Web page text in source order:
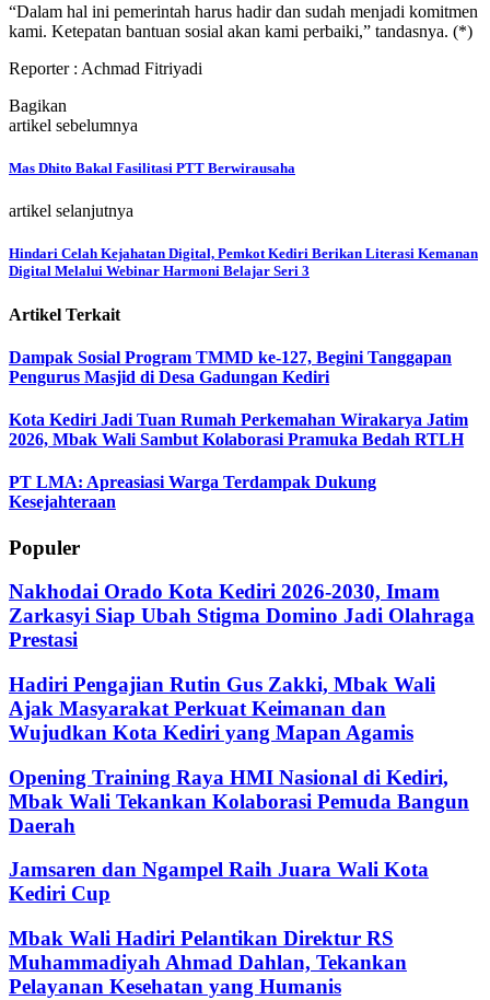
“Dalam hal ini pemerintah harus hadir dan sudah menjadi komitmen
kami. Ketepatan bantuan sosial akan kami perbaiki,” tandasnya. (*)
Reporter : Achmad Fitriyadi
Bagikan
artikel sebelumnya
Mas Dhito Bakal Fasilitasi PTT Berwirausaha
artikel selanjutnya
Hindari Celah Kejahatan Digital, Pemkot Kediri Berikan Literasi Kemanan
Digital Melalui Webinar Harmoni Belajar Seri 3
Artikel Terkait
Dampak Sosial Program TMMD ke-127, Begini Tanggapan
Pengurus Masjid di Desa Gadungan Kediri
Kota Kediri Jadi Tuan Rumah Perkemahan Wirakarya Jatim
2026, Mbak Wali Sambut Kolaborasi Pramuka Bedah RTLH
PT LMA: Apreasiasi Warga Terdampak Dukung
Kesejahteraan
Populer
Nakhodai Orado Kota Kediri 2026-2030, Imam
Zarkasyi Siap Ubah Stigma Domino Jadi Olahraga
Prestasi
Hadiri Pengajian Rutin Gus Zakki, Mbak Wali
Ajak Masyarakat Perkuat Keimanan dan
Wujudkan Kota Kediri yang Mapan Agamis
Opening Training Raya HMI Nasional di Kediri,
Mbak Wali Tekankan Kolaborasi Pemuda Bangun
Daerah
Jamsaren dan Ngampel Raih Juara Wali Kota
Kediri Cup
Mbak Wali Hadiri Pelantikan Direktur RS
Muhammadiyah Ahmad Dahlan, Tekankan
Pelayanan Kesehatan yang Humanis